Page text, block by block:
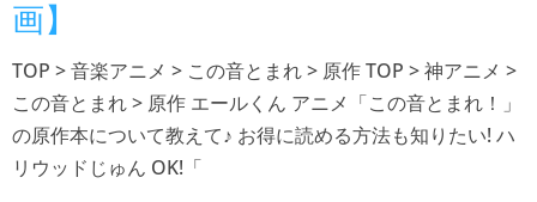
画】
TOP > 音楽アニメ > この音とまれ > 原作 TOP > 神アニメ >
この音とまれ > 原作 エールくん アニメ「この音とまれ！」
の原作本について教えて♪ お得に読める方法も知りたい! ハ
リウッドじゅん OK!「